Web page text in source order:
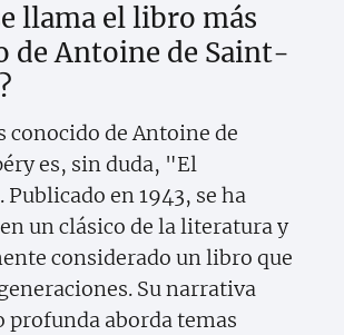
llama el libro más
de Antoine de Saint-
conocido de Antoine de
es, sin duda, "El
en 1943, se ha
un clásico de la literatura y
considerado un libro que
Su narrativa
profunda aborda temas